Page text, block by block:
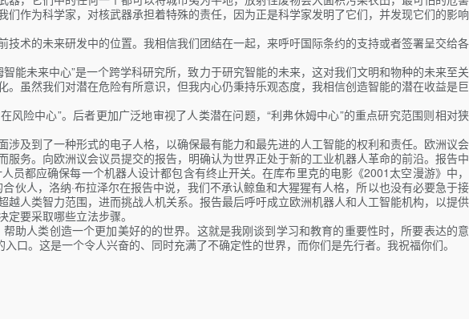
作为科学家，对核武器承担着特殊的责任，因为正是科学家发明了它们，并发现它们的影响
术的未来研发中的位置。我相信我们团结在一起，来呼吁国际条约的支持或者签署呈交给各
能未来中心”是一个跨学科研究所，致力于研究智能的未来，这对我们文明和物种的未来至关
虽然我们对潜在危险有所意识，但我内心仍秉持乐观态度，我相信创造智能的潜在收益是巨
险中心”。后者更加广泛地审视了人类潜在问题，“利弗休姆中心”的重点研究范围则相对狭
及到了一种形式的电子人格，以确保最有能力和最先进的人工智能的权利和责任。欧洲议会
务。向欧洲议会议员提交的报告，明确认为世界正处于新的工业机器人革命的前沿。报告中
都应确保每一个机器人设计都包含有终止开关。在库布里克的电影《2001太空漫游》中，
伙人，洛纳·布拉泽尔在报告中说，我们不承认鲸鱼和大猩猩有人格，所以也没有必要急于接
人类智力范围，进而挑战人机关系。报告最后呼吁成立欧洲机器人和人工智能机构，以提供
要采取哪些立法步骤。
助人类创造一个更加美好的的世界。这就是我刚谈到学习和教育的重要性时，所要表达的意
口。这是一个令人兴奋的、同时充满了不确定性的世界，而你们是先行者。我祝福你们。